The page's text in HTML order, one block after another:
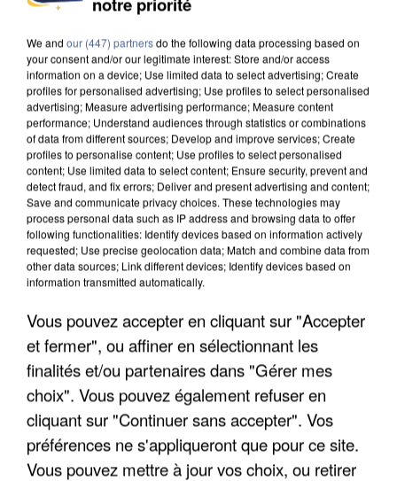
DE SOLIDARITÉ AVEC LES...
APRÈS TOUTES CES CANICULES, LES REFUGES
DE FAUNE SAUVAGE SONT...
We and our (447) partnersdo the following data processing based on
your consent and/or our legitimate interest: Store and/or access
information on a device; Use limited data to select advertising; Create
profiles for personalised advertising; Use profiles to select personalised
advertising; Measure advertising performance; Measure content
performance; Understand audiences through statistics or combinations
of data from different sources; Develop and improve services; Create
profiles to personalise content; Use profiles to select personalised
content; Use limited data to select content; Ensure security, prevent and
detect fraud, and fix errors; Deliver and present advertising and content;
Save and communicate privacy choices. These technologies may
process personal data such as IP address and browsing data to offer
following functionalities: Identify devices based on information actively
requested; Use precise geolocation data; Match and combine data from
other data sources; Link different devices; Identify devices based on
information transmitted automatically.
Vous pouvez accepter en cliquant sur "Accepter
et fermer", ou affiner en sélectionnant les
finalités et/ou partenaires dans "Gérer mes
choix". Vous pouvez également refuser en
cliquant sur "Continuer sans accepter". Vos
préférences ne s'appliqueront que pour ce site.
Vous pouvez mettre à jour vos choix, ou retirer